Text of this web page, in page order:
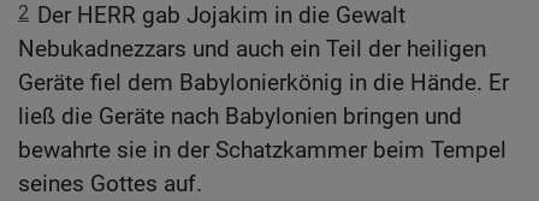
2 Der HERR gab Jojakim in die Gewalt
Nebukadnezzars und auch ein Teil der heiligen
Geräte fiel dem Babylonierkönig in die Hände. Er
ließ die Geräte nach Babylonien bringen und
bewahrte sie in der Schatzkammer beim Tempel
seines Gottes auf.